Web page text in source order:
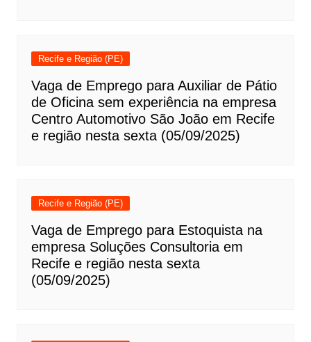
Recife e Região (PE)
Vaga de Emprego para Auxiliar de Pátio
de Oficina sem experiência na empresa
Centro Automotivo São João em Recife
e região nesta sexta (05/09/2025)
Recife e Região (PE)
Vaga de Emprego para Estoquista na
empresa Soluções Consultoria em
Recife e região nesta sexta
(05/09/2025)